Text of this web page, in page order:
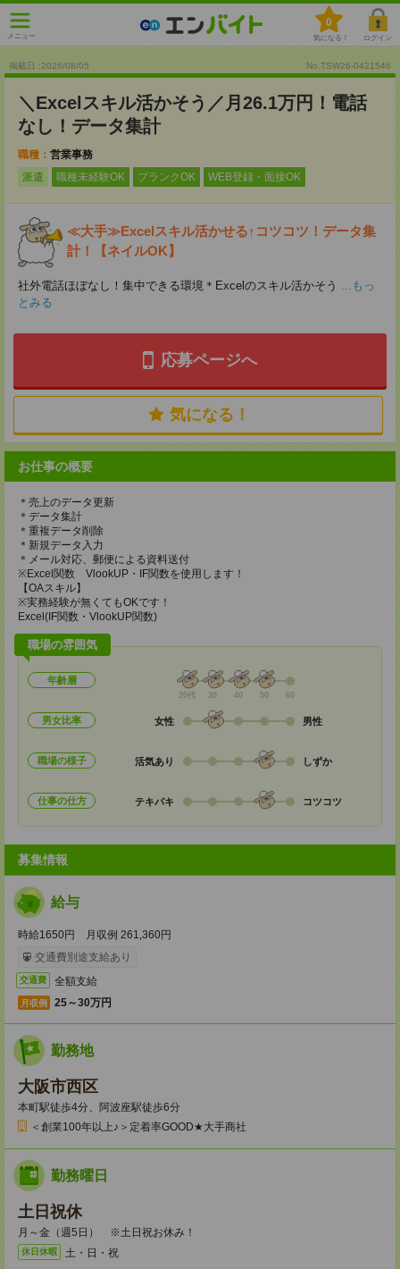
メニュー
0
気になる！ ログイン
掲載日 :2026/08/05 No.TSW26-0421546
＼Excelスキル活かそう／月26.1万円！電話
なし！データ集計
職種： 営業事務
派遣
職種未経験OK ブランクOK WEB登録・面接OK
≪大手≫Excelスキル活かせる↑コツコツ！データ集
計！【ネイルOK】
社外電話ほぼなし！集中できる環境＊Excelのスキル活かそう ...もっ
とみる
応募ページへ
気になる！
お仕事の概要
＊売上のデータ更新
＊データ集計
＊重複データ削除
＊新規データ入力
＊メール対応、郵便による資料送付
※Excel関数 VlookUP・IF関数を使用します！
【OAスキル】
※実務経験が無くてもOKです！
Excel(IF関数・VlookUP関数)
職場の雰囲気
年齢層
20代 30 40 50 60
男女比率 女性 男性
職場の様子 活気あり しずか
仕事の仕方 テキパキ コツコツ
募集情報
給与
時給1650円 月収例 261,360円
交通費別途支給あり
交通費 全額支給
月収例 25～30万円
勤務地
大阪市西区
本町駅徒歩4分、阿波座駅徒歩6分
＜創業100年以上♪＞定着率GOOD★大手商社
勤務曜日
土日祝休
月～金（週5日） ※土日祝お休み！
休日休暇 土・日・祝